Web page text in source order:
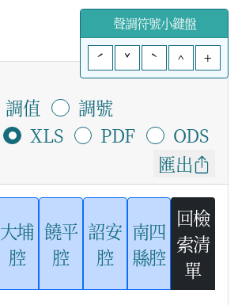
聲調符號小鍵盤
ˊ
ˇ ˋ ^ +
調值
調號
XLS
PDF
ODS
匯出
大埔
腔
饒平
腔
詔安
腔
南四
縣腔
回檢
索清
單